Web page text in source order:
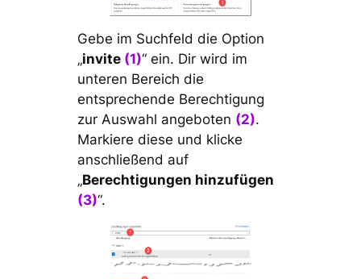
Gebe im Suchfeld die Option
„invite (1)“ ein. Dir wird im
unteren Bereich die
entsprechende Berechtigung
zur Auswahl angeboten (2).
Markiere diese und klicke
anschließend auf
„Berechtigungen hinzufügen
(3)“.